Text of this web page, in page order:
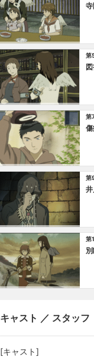
第
第
第
第
キャスト ／ スタッフ
[キャスト]